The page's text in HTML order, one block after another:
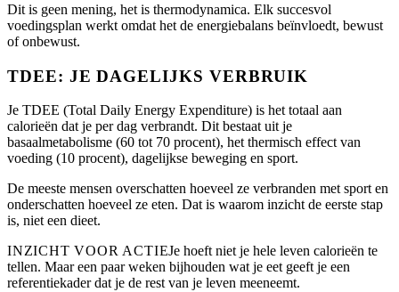
Dit is geen mening, het is thermodynamica. Elk succesvol
voedingsplan werkt omdat het de energiebalans beïnvloedt, bewust
of onbewust.
TDEE: JE DAGELIJKS VERBRUIK
Je TDEE (Total Daily Energy Expenditure) is het totaal aan
calorieën dat je per dag verbrandt. Dit bestaat uit je
basaalmetabolisme (60 tot 70 procent), het thermisch effect van
voeding (10 procent), dagelijkse beweging en sport.
De meeste mensen overschatten hoeveel ze verbranden met sport en
onderschatten hoeveel ze eten. Dat is waarom inzicht de eerste stap
is, niet een dieet.
INZICHT VOOR ACTIEJe hoeft niet je hele leven calorieën te
tellen. Maar een paar weken bijhouden wat je eet geeft je een
referentiekader dat je de rest van je leven meeneemt.